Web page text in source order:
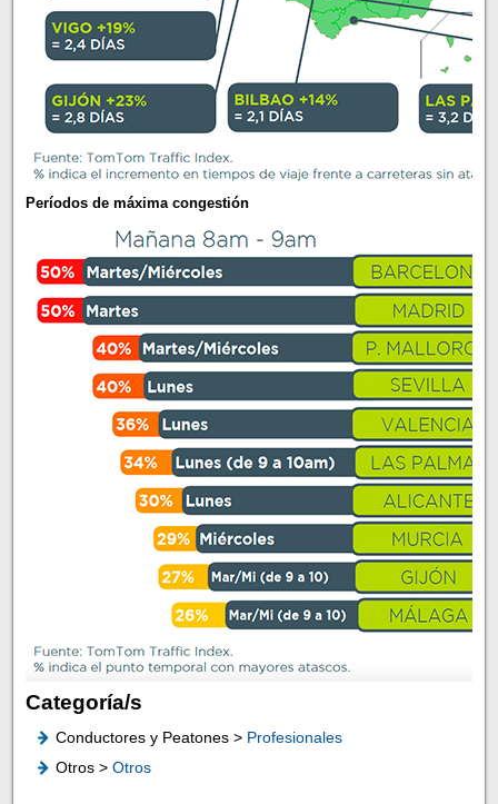
Períodos de máxima congestión
Categoría/s
Conductores y Peatones > Profesionales
Otros > Otros